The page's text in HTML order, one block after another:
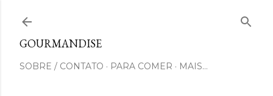
GOURMANDISE
SOBRE / CONTATO PARA COMER MAIS…